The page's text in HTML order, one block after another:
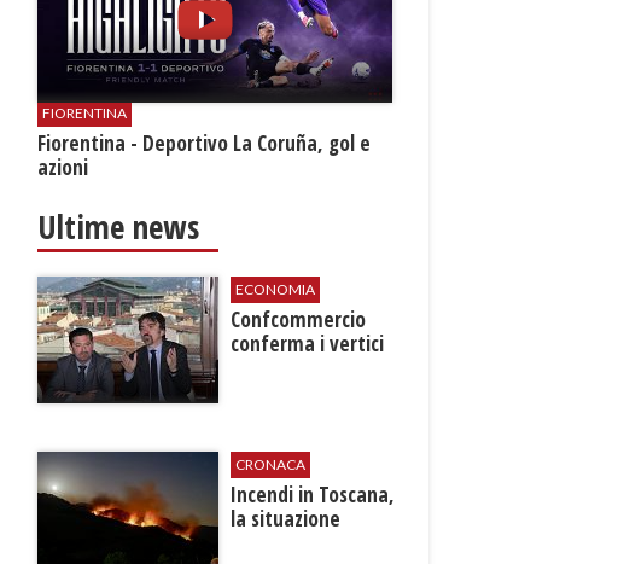
FIORENTINA
Fiorentina - Deportivo La Coruña, gol e
azioni
Ultime news
ECONOMIA
Confcommercio
conferma i vertici
CRONACA
Incendi in Toscana,
la situazione